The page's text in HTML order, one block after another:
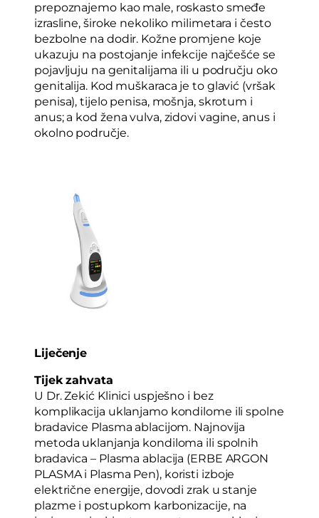
prepoznajemo kao male, roskasto smeđe
izrasline, široke nekoliko milimetara i često
bezbolne na dodir. Kožne promjene koje
ukazuju na postojanje infekcije najčešće se
pojavljuju na genitalijama ili u području oko
genitalija. Kod muškaraca je to glavić (vršak
penisa), tijelo penisa, mošnja, skrotum i
anus; a kod žena vulva, zidovi vagine, anus i
okolno područje.
Liječenje
Tijek zahvata
U Dr. Zekić Klinici uspješno i bez
komplikacija uklanjamo kondilome ili spolne
bradavice Plasma ablacijom. Najnovija
metoda uklanjanja kondiloma ili spolnih
bradavica – Plasma ablacija (ERBE ARGON
PLASMA i Plasma Pen), koristi izboje
električne energije, dovodi zrak u stanje
plazme i postupkom karbonizacije, na